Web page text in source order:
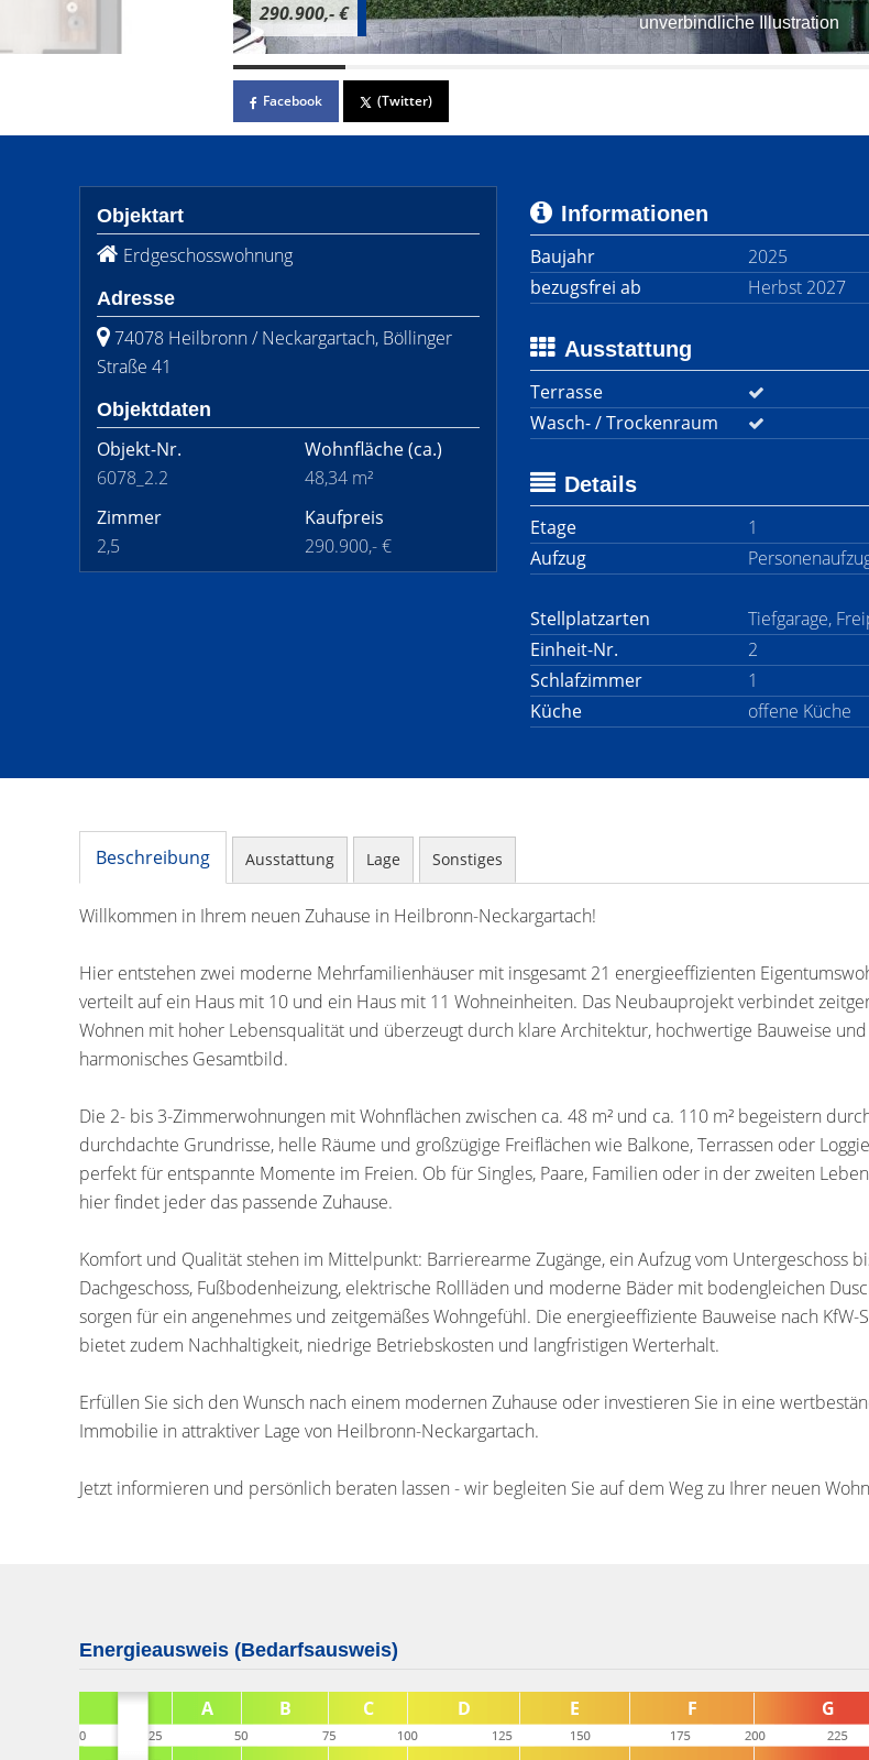
unverbindliche Illustration
290.900,- €
Facebook (Twitter)
Objektart
Erdgeschosswohnung
Adresse
74078 Heilbronn / Neckargartach, Böllinger
Straße 41
Objektdaten
Objekt-Nr.
6078_2.2
Wohnfläche(ca.)
48,34 m²
Zimmer
2,5
Kaufpreis
290.900,- €
Informationen
Baujahr
2025
bezugsfrei ab
Herbst 2027
Ausstattung
Terrasse
Wasch- / Trockenraum
Details
Etage
1
Aufzug
Stellplatzarten Tiefgarage,
Einheit-Nr.
2
Schlafzimmer
1
Küche
offene Küche
Beschreibung Ausstattung Lage Sonstiges
Willkommen in Ihrem neuen Zuhause in Heilbronn-Neckargartach!
Hier entstehen zwei moderne Mehrfamilienhäuser mit insgesamt 21 energieeffizienten
verteilt auf ein Haus mit 10 und ein Haus mit 11 Wohneinheiten. Das Neubauprojekt verbindet
Wohnen mit hoher Lebensqualität und überzeugt durch klare Architektur, hochwertige Bauweise
harmonisches Gesamtbild.
Die 2- bis 3-Zimmerwohnungen mit Wohnflächen zwischen ca. 48 m² und ca. 110 m² begeistern
durchdachte Grundrisse, helle Räume und großzügige Freiflächen wie Balkone, Terrassen oder
perfekt für entspannte Momente im Freien. Ob für Singles, Paare, Familien oder in der zweiten
hier findet jeder das passende Zuhause.
Komfort und Qualität stehen im Mittelpunkt: Barrierearme Zugänge, ein Aufzug vom Untergeschoss
Dachgeschoss, Fußbodenheizung, elektrische Rollläden und moderne Bäder mit bodengleichen
sorgen für ein angenehmes und zeitgemäßes Wohngefühl. Die energieeffiziente Bauweise nach KfW-
bietet zudem Nachhaltigkeit, niedrige Betriebskosten und langfristigen Werterhalt.
Erfüllen Sie sich den Wunsch nach einem modernen Zuhause oder investieren Sie in eine
Immobilie in attraktiver Lage von Heilbronn-Neckargartach.
Jetzt informieren und persönlich beraten lassen - wir begleiten Sie auf dem Weg zu Ihrer neuen
Energieausweis (Bedarfsausweis)